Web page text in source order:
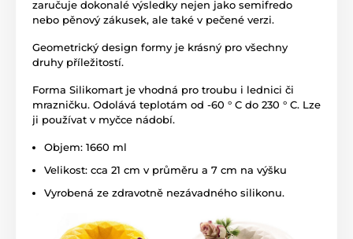
zaručuje dokonalé výsledky nejen jako semifredo
nebo pěnový zákusek, ale také v pečené verzi.
Geometrický design formy je krásný pro všechny
druhy příležitostí.
Forma Silikomart je vhodná pro troubu i lednici či
mrazničku. Odolává teplotám od -60 ° C do 230 ° C. Lze
ji používat v myčce nádobí.
Objem: 1660 ml
Velikost: cca 21 cm v průměru a 7 cm na výšku
Vyrobená ze zdravotně nezávadného silikonu.